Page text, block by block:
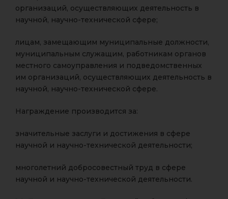
организаций, осуществляющих деятельность в
научной, научно-технической сфере;
лицам, замещающим муниципальные должности,
муниципальным служащим, работникам органов
местного самоуправления и подведомственных
им организаций, осуществляющих деятельность в
научной, научно-технической сфере.
Награждение производится за:
значительные заслуги и достижения в сфере
научной и научно-технической деятельности;
многолетний добросовестный труд в сфере
научной и научно-технической деятельности.